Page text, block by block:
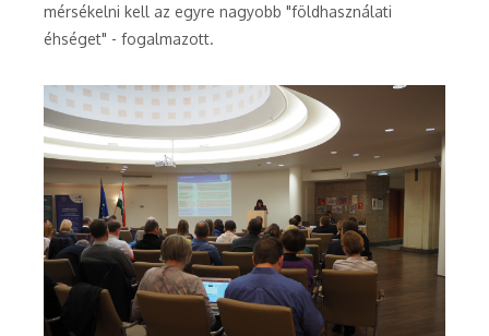
mérsékelni kell az egyre nagyobb "földhasználati
éhséget" - fogalmazott.